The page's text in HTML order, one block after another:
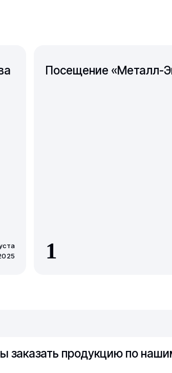
Посещение «Металл-
1
заказать продукцию по